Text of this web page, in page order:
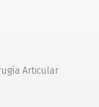
Articular